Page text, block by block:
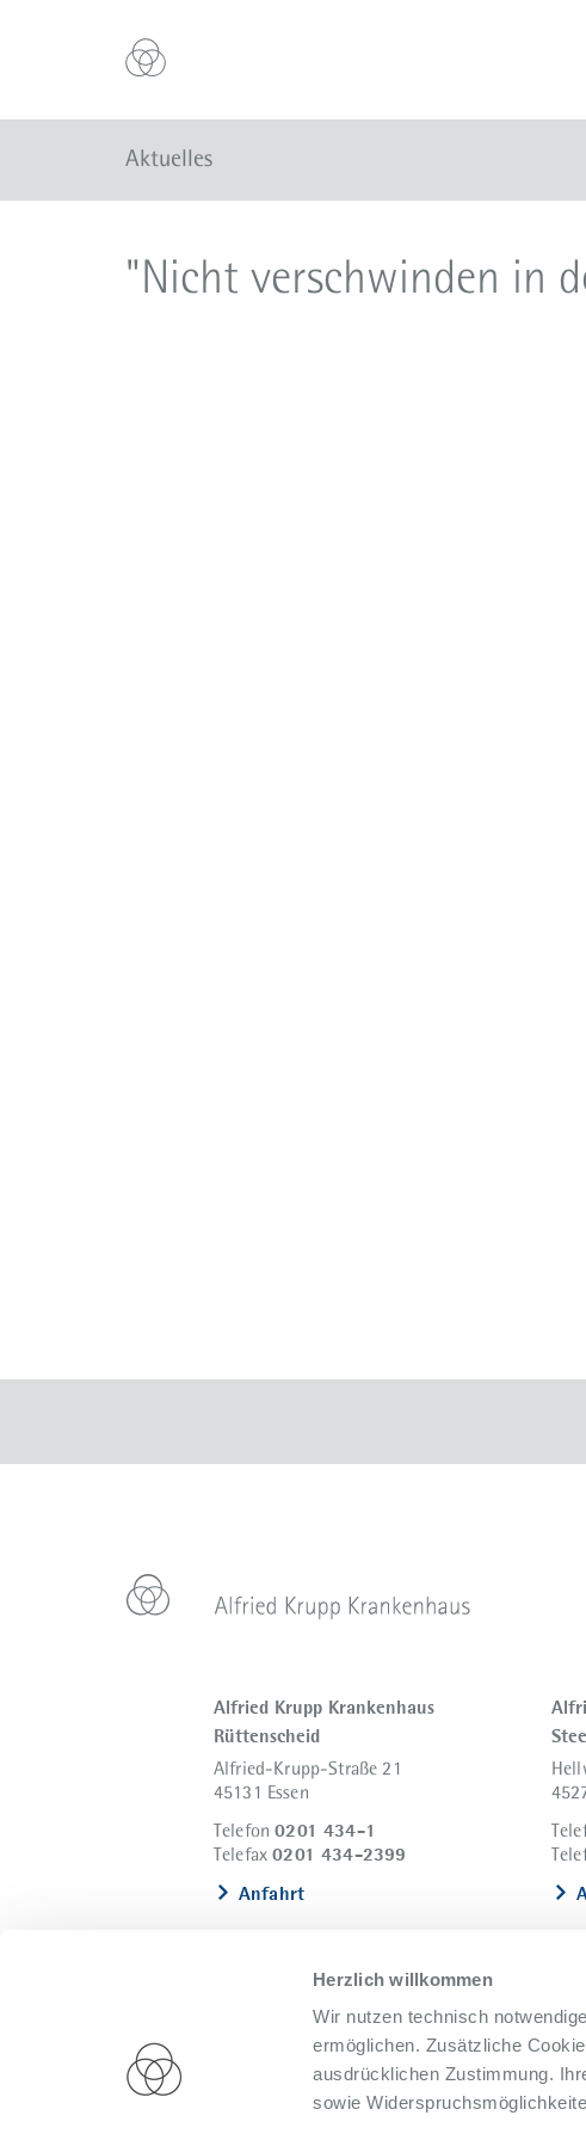
Herzlich willkommen
Wir nutzen technisch
ermöglichen. Zusätzliche
ausdrücklichen Zustimmung.
sowie
Aktuelles
"Nicht verschwinden in
Alfried Krupp Krankenhaus
Rüttenscheid
Alfried-Krupp-Straße 21
45131 Essen
Telefon0201 434-1
Telefax0201 434-2399
Anfahrt